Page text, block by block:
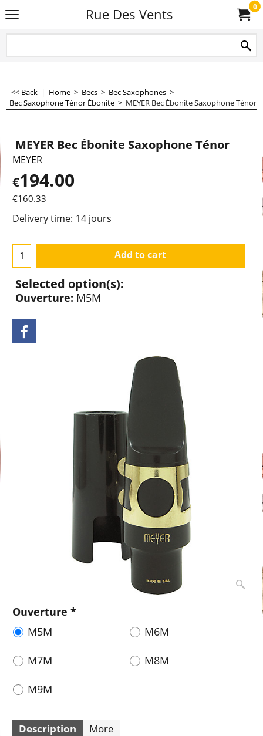
Rue Des Vents 0
<< Back | Home > Becs > Bec Saxophones >
Bec Saxophone Ténor Ébonite > MEYER Bec Ébonite Saxophone Ténor
MEYER Bec Ébonite Saxophone Ténor
MEYER
€194.00
€160.33
Delivery time: 14 jours
Add to cart
Selected option(s):
Ouverture: M5M
Ouverture *
M5M
M6M
M7M M8M
M9M
Description More